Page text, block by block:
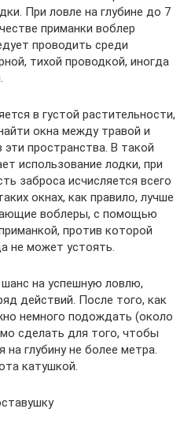
При ловле на глубине до 7
приманки воблер
проводить среди
тихой проводкой, иногда
в густой растительности,
окна между травой и
пространства. В такой
использование лодки, при
заброса исчисляется всего
окнах, как правило, лучше
воблеры, с помощью
против которой
не может устоять.
на успешную ловлю,
действий. После того, как
немного подождать (около
сделать для того, чтобы
на глубину не более метра.
катушкой.